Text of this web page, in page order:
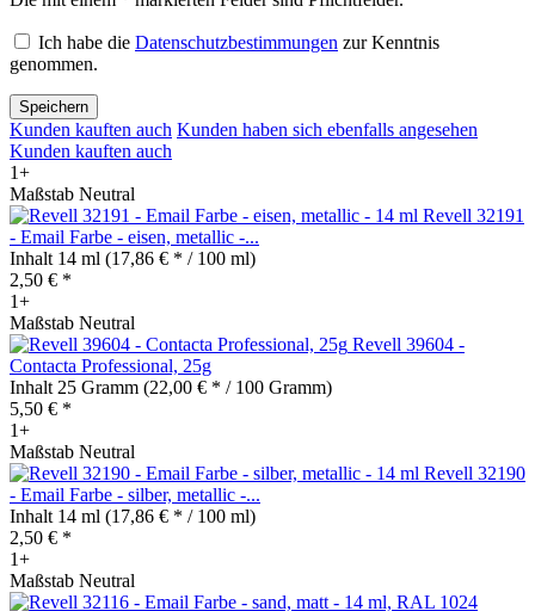
Ich habe die Datenschutzbestimmungen zur Kenntnis
genommen.
Speichern
Kunden kauften auch Kunden haben sich ebenfalls angesehen
Kunden kauften auch
1+
Maßstab Neutral
Revell 32191
- Email Farbe - eisen, metallic -...
Inhalt 14 ml (17,86 € * / 100 ml)
2,50 € *
1+
Maßstab Neutral
Revell 39604 -
Contacta Professional, 25g
Inhalt 25 Gramm (22,00 € * / 100 Gramm)
5,50 € *
1+
Maßstab Neutral
Revell 32190
- Email Farbe - silber, metallic -...
Inhalt 14 ml (17,86 € * / 100 ml)
2,50 € *
1+
Maßstab Neutral